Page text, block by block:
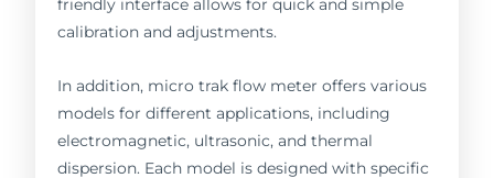
friendly interface allows for quick and simple
calibration and adjustments.
In addition, micro trak flow meter offers various
models for different applications, including
electromagnetic, ultrasonic, and thermal
dispersion. Each model is designed with specific